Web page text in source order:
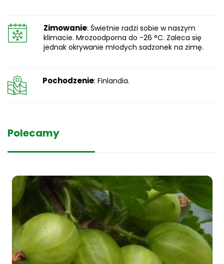
Zimowanie: Świetnie radzi sobie w naszym
klimacie. Mrozoodporna do -26 °C. Zaleca się
jednak okrywanie młodych sadzonek na zimę.
Pochodzenie: Finlandia.
Polecamy